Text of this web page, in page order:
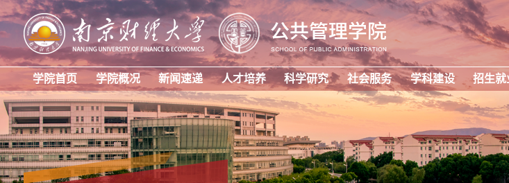
学院首页 学院概况 新闻速递 人才培养 科学研究 社会服务 学科建设 招生就